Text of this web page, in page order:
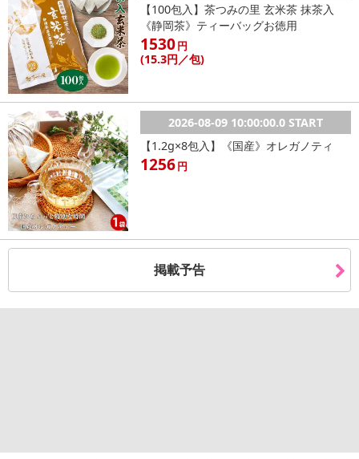
【100包入】茶つみの里 玄米茶 抹茶入
《静岡茶》ティーバッグお徳用
1530円
(15.3円 ／包)
2026-08-09 10:00:00.0 START
【1.2g×8包入】《国産》オレガノティ
1256円
掲載予告